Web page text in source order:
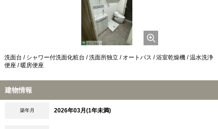
洗面台 / シャワー付洗面化粧台 / 洗面所独立 / オートバス / 浴室乾燥機 / 温水洗浄
便座 / 暖房便座
建物情報
築年月 2026年03月(1年未満)